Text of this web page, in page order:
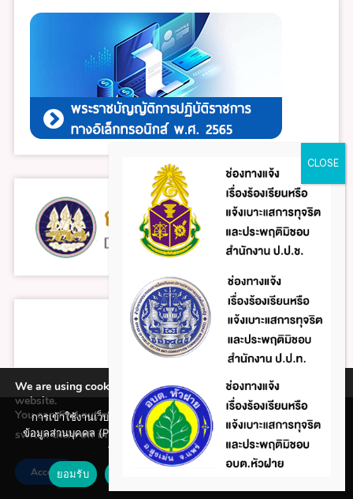
ข่าวสารภายนอก
หนังสือราชการ สถ.
We are using cookies to give you the best experience on our
website.
You can find out more about which cookies we are using or
switch them off in
settings.
Accept
การเข้าใช้งานเว็บไซต์แห่งนี้ถือว่าท่านรับทราบใน นโยบายคุ้มครอง
ข้อมูลส่วนบุคคล (Privacy policy) และ นโยบายคุกกี้ (Cookie policy)
ที่ทางหน่วยงานได้จัดทำขึ้นแล้ว
ยอมรับ